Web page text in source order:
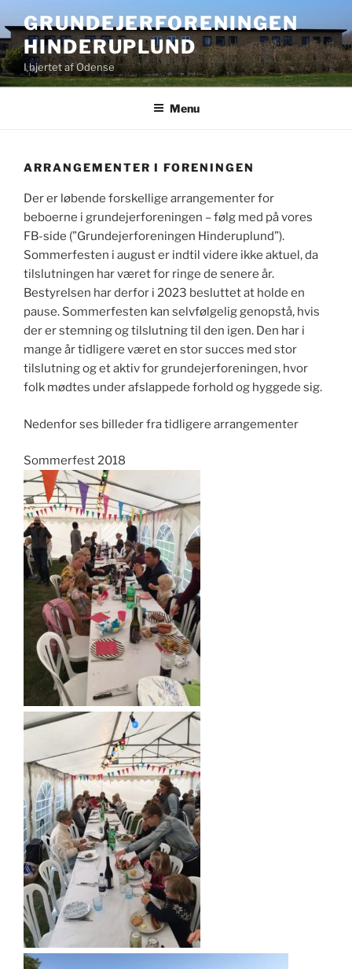
til
indhold
GRUNDEJERFORENINGEN
HINDERUPLUND
I hjertet af Odense
Menu
ARRANGEMENTER I FORENINGEN
Der er løbende forskellige arrangementer for
beboerne i grundejerforeningen – følg med på vores
FB-side (”Grundejerforeningen Hinderuplund”).
Sommerfesten i august er indtil videre ikke aktuel, da
tilslutningen har været for ringe de senere år.
Bestyrelsen har derfor i 2023 besluttet at holde en
pause. Sommerfesten kan selvfølgelig genopstå, hvis
der er stemning og tilslutning til den igen. Den har i
mange år tidligere været en stor succes med stor
tilslutning og et aktiv for grundejerforeningen, hvor
folk mødtes under afslappede forhold og hyggede sig.
Nedenfor ses billeder fra tidligere arrangementer
Sommerfest 2018